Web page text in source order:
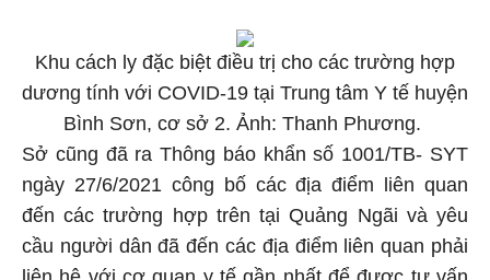
Khu cách ly đặc biệt điều trị cho các trường hợp
dương tính với COVID-19 tại Trung tâm Y tế huyện
Bình Sơn, cơ sở 2. Ảnh: Thanh Phương.
Sở cũng đã ra Thông báo khẩn số 1001/TB- SYT
ngày 27/6/2021 công bố các địa điểm liên quan
đến các trường hợp trên tại Quảng Ngãi và yêu
cầu người dân đã đến các địa điểm liên quan phải